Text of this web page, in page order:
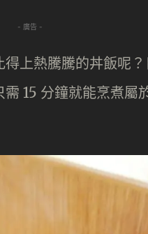
- 廣告 -
上熱騰騰的丼飯呢
15 分鐘就能烹煮屬